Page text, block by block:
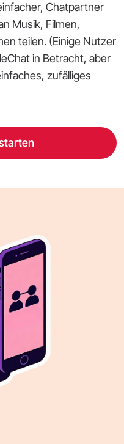
Chatpartner
Musik, Filmen,
teilen. (Einige Nutzer
in Betracht, aber
zufälliges